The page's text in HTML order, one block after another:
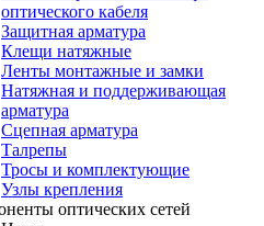
оптического кабеля
Защитная арматура
Клещи натяжные
Ленты монтажные и замки
Натяжная и поддерживающая
арматура
Сцепная арматура
Талрепы
Тросы и комплектующие
Узлы крепления
оптических сетей